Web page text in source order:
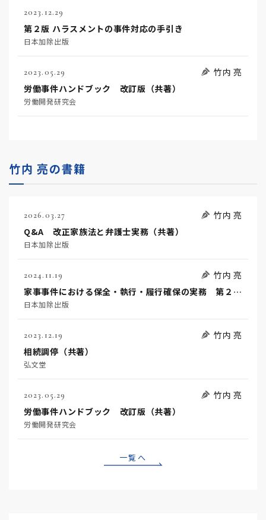
2023.12.29
第２版 ハラスメントの事件対応の手引き
日本加除出版
2023.05.29
竹内 亮
労働事件ハンドブック 改訂版（共著）
労働開発研究会
竹内 亮の書籍
2026.03.27
竹内 亮
Q&A 改正家族法と弁護士実務（共著）
日本加除出版
2024.11.19
竹内 亮
家事事件における保全・執行・履行確保の実務 第２版（共著）
日本加除出版
2023.12.19
竹内 亮
相続調停（共著）
弘文堂
2023.05.29
竹内 亮
労働事件ハンドブック 改訂版（共著）
労働開発研究会
一覧へ